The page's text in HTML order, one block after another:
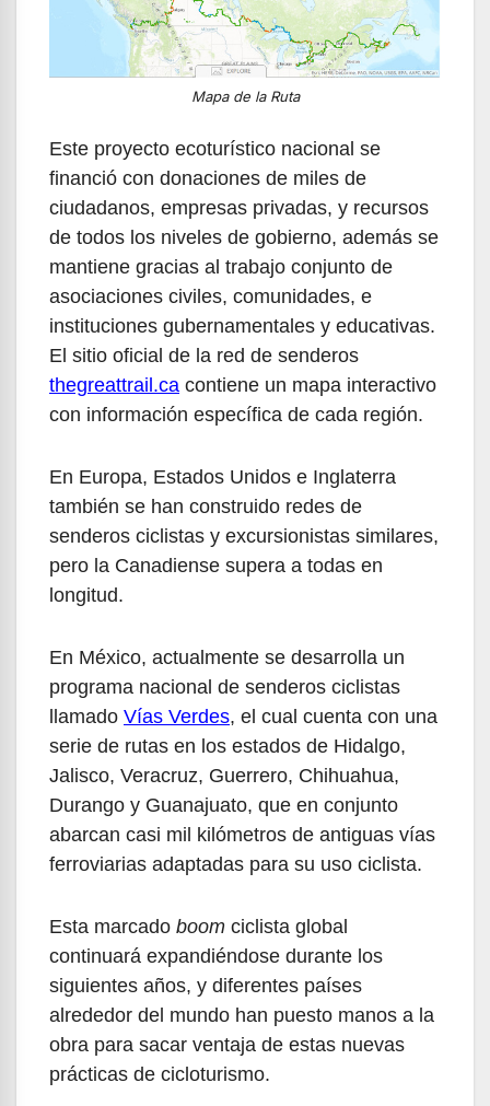
Mapa de la Ruta
Este proyecto ecoturístico nacional se
financió con donaciones de miles de
ciudadanos, empresas privadas, y recursos
de todos los niveles de gobierno, además se
mantiene gracias al trabajo conjunto de
asociaciones civiles, comunidades, e
instituciones gubernamentales y educativas.
El sitio oficial de la red de senderos
thegreattrail.ca contiene un mapa interactivo
con información específica de cada región.
En Europa, Estados Unidos e Inglaterra
también se han construido redes de
senderos ciclistas y excursionistas similares,
pero la Canadiense supera a todas en
longitud.
En México, actualmente se desarrolla un
programa nacional de senderos ciclistas
llamado Vías Verdes, el cual cuenta con una
serie de rutas en los estados de Hidalgo,
Jalisco, Veracruz, Guerrero, Chihuahua,
Durango y Guanajuato, que en conjunto
abarcan casi mil kilómetros de antiguas vías
ferroviarias adaptadas para su uso ciclista.
Esta marcado boom ciclista global
continuará expandiéndose durante los
siguientes años, y diferentes países
alrededor del mundo han puesto manos a la
obra para sacar ventaja de estas nuevas
prácticas de cicloturismo.